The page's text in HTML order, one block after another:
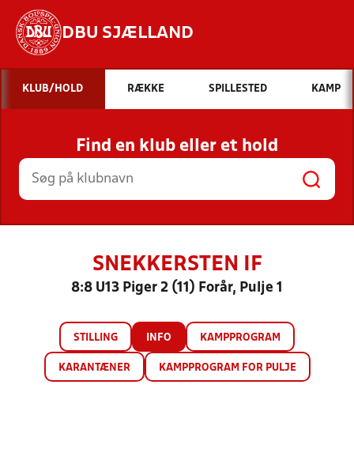
DBU SJÆLLAND
Hvad vil du søge efter?
INDHOLD OG NYHEDER
STILLINGER, RESULTATER, KLUBBER OG
HOLD
KLUB/HOLD RÆKKE SPILLESTED KAMP
Find en klub eller et hold
SNEKKERSTEN IF
8:8 U13 Piger 2 (11) Forår, Pulje 1
STILLING INFO KAMPPROGRAM
KARANTÆNER KAMPPROGRAM FOR PULJE